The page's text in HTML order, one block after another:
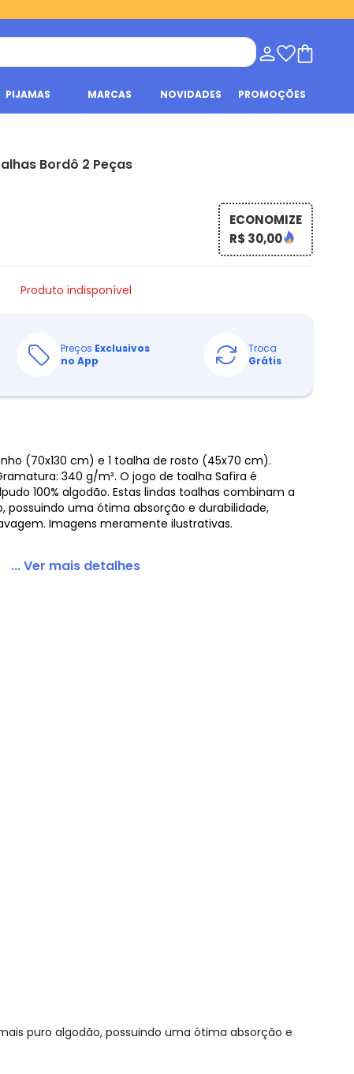
PIJAMAS MARCAS NOVIDADES PROMOÇÕES
Peças
Bordô 2 Peças
ECONOMIZE
R$ 30,00
Produto indisponível
Preços Exclusivos
no App
Troca
Grátis
(70x130 cm) e 1 toalha de rosto (45x70 cm).
340 g/m². O jogo de toalha Safira é
100% algodão. Estas lindas toalhas combinam a
possuindo uma ótima absorção e durabilidade,
Imagens meramente ilustrativas.
... Ver mais detalhes
puro algodão, possuindo uma ótima absorção e